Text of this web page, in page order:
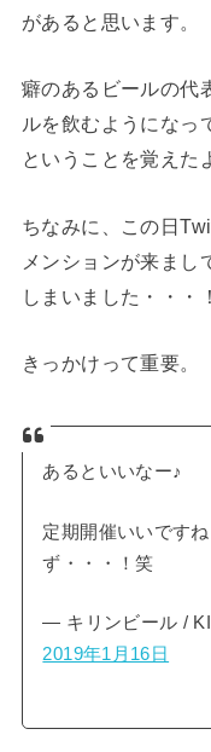
があると思います。
癖のあるビールの代
ルを飲むようになっ
ということを覚えた
ちなみに、この日
メンションが来まし
しまいました・・・！
きっかけって重要。
あるといいなー♪
定期開催いいです
ず・・・！笑
— キリンビール /
2019年1月16日